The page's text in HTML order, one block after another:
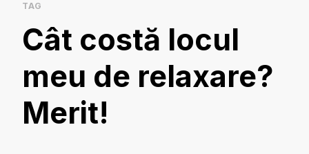
TAG
Cât costă locul
meu de relaxare?
Merit!